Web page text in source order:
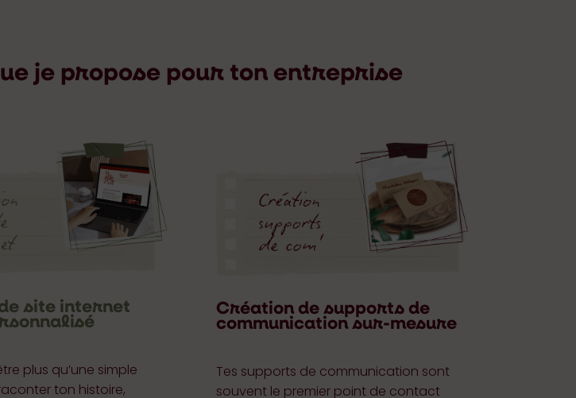
je propose pour ton entreprise
site internet
plus qu’une simple
ton histoire,
Création de supports de
communication sur-mesure
Tes supports de communication sont
souvent le premier point de contact